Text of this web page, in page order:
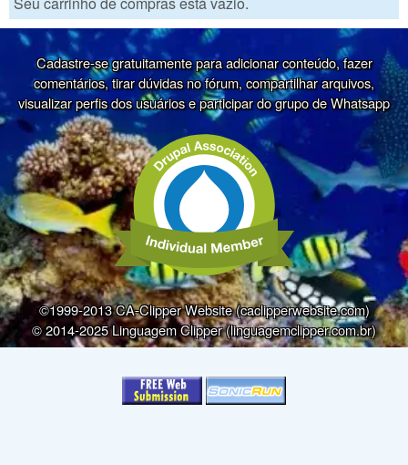
Cadastre-se gratuitamente para adicionar conteúdo, fazer
comentários, tirar dúvidas no fórum, compartilhar arquivos,
visualizar perfis dos usuários e participar do grupo de Whatsapp
©1999-2013 CA-Clipper Website (caclipperwebsite.com)
© 2014-2025 Linguagem Clipper (linguagemclipper.com.br)